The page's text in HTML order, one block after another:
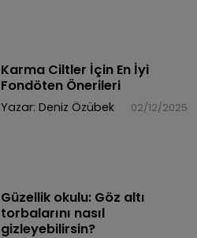
Karma Ciltler İçin En İyi
Fondöten Önerileri
Yazar: Deniz Özübek 02/12/2025
Güzellik okulu: Göz altı
torbalarını nasıl
gizleyebilirsin?